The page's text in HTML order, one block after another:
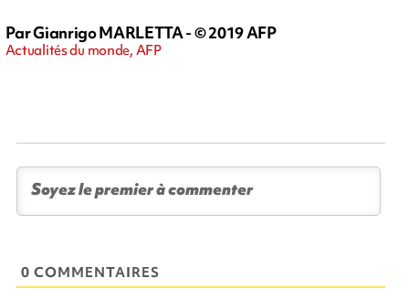
Par Gianrigo MARLETTA - © 2019 AFP
Actualités du monde, AFP
0 COMMENTAIRES